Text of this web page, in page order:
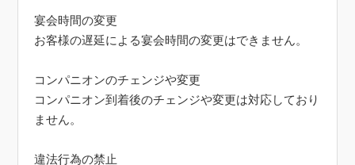
宴会時間の変更
お客様の遅延による宴会時間の変更はできません。
コンパニオンのチェンジや変更
コンパニオン到着後のチェンジや変更は対応しており
ません。
違法行為の禁止